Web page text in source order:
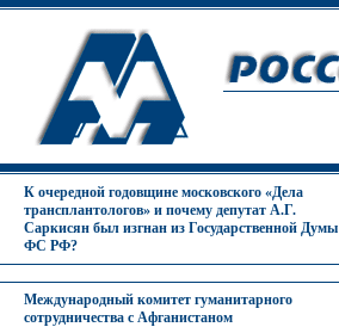
К очередной годовщине московского «Дела
трансплантологов» и почему депутат А.Г.
Саркисян был изгнан из Государственной Думы
ФС РФ?
Международный комитет гуманитарного
сотрудничества с Афганистаном